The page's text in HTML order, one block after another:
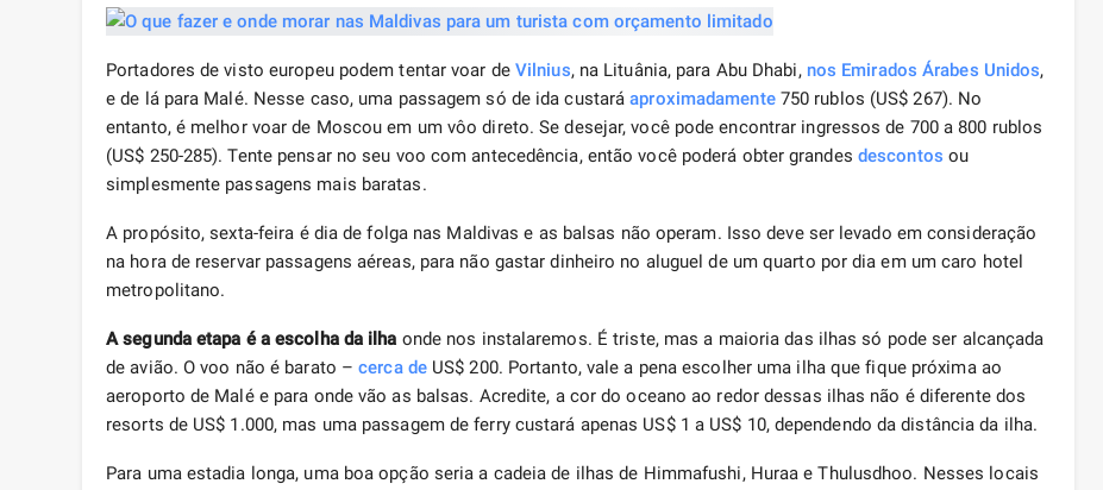
Portadores de visto europeu podem tentar voar de Vilnius, na Lituânia, para Abu Dhabi, nos Emirados Árabes Unidos,
e de lá para Malé. Nesse caso, uma passagem só de ida custaráaproximadamente750 rublos (US$ 267). No
entanto, é melhor voar de Moscou em um vôo direto. Se desejar, você pode encontrar ingressos de 700 a 800 rublos
(US$ 250-285). Tente pensar no seu voo com antecedência, então você poderá obter grandes descontos ou
simplesmente passagens mais baratas.
A propósito, sexta-feira é dia de folga nas Maldivas e as balsas não operam. Isso deve ser levado em consideração
na hora de reservar passagens aéreas, para não gastar dinheiro no aluguel de um quarto por dia em um caro hotel
metropolitano.
A segunda etapa é a escolha da ilha onde nos instalaremos. É triste, mas a maioria das ilhas só pode ser alcançada
de avião. O voo não é barato –cerca deUS$ 200. Portanto, vale a pena escolher uma ilha que fique próxima ao
aeroporto de Malé e para onde vão as balsas. Acredite, a cor do oceano ao redor dessas ilhas não é diferente dos
resorts de US$ 1.000, mas uma passagem de ferry custará apenas US$ 1 a US$ 10, dependendo da distância da ilha.
Para uma estadia longa, uma boa opção seria a cadeia de ilhas de Himmafushi, Huraa e Thulusdhoo. Nesses locais